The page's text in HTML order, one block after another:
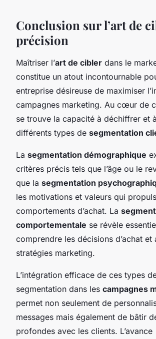
Conclusion sur l’art de
précision
Maîtriser l’art de cibler dans le
constitue un atout incontournable
entreprise désireuse de maximiser
campagnes marketing. Au cœur de
se trouve la capacité à déchiffrer et
différents types de segmentation
La segmentation démographique
critères précis tels que l’âge ou le
que la segmentation
les motivations et valeurs qui
comportements d’achat. La
comportementale se révèle
comprendre les décisions d’achat et
stratégies marketing.
L’intégration efficace de ces types
segmentation dans les campagnes
permet non seulement de
messages mais également de bâtir
profondes avec les clients. L’avance